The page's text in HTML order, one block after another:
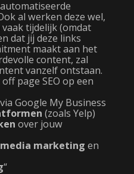
al werken deze wel,
tijdelijk (omdat
dat jij deze links
maakt aan het
content, zal
vanzelf ontstaan.
page SEO op een
via Google My Business
(zoals Yelp)
over jouw
marketing en
“